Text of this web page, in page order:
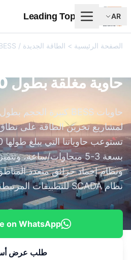
Leading Top Union AR
الصفحة الرئيسية > الطاقة الجديدة / BESS
حاوية مغلقة بطول 40 قدمًا BESS
لمشاريع تخزين الطاقة على
بسعة 3-5 ميجاوات/ساعة،
ونظام إخماد حرائق متعدد
نظام SCADA للتطبيقات المرتبطة بالشبكة.
on WhatsApp
طلب عرض